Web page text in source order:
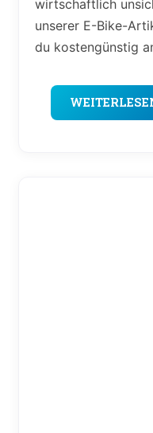
wirtschaftlich
unserer E-Bike-
du kostengünstig